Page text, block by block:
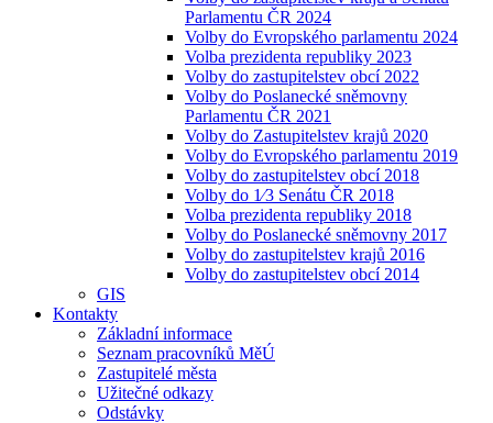
Parlamentu ČR 2024
Volby do Evropského parlamentu 2024
Volba prezidenta republiky 2023
Volby do zastupitelstev obcí 2022
Volby do Poslanecké sněmovny
Parlamentu ČR 2021
Volby do Zastupitelstev krajů 2020
Volby do Evropského parlamentu 2019
Volby do zastupitelstev obcí 2018
Volby do 1⁄3 Senátu ČR 2018
Volba prezidenta republiky 2018
Volby do Poslanecké sněmovny 2017
Volby do zastupitelstev krajů 2016
Volby do zastupitelstev obcí 2014
GIS
Kontakty
Základní informace
Seznam pracovníků MěÚ
Zastupitelé města
Užitečné odkazy
Odstávky